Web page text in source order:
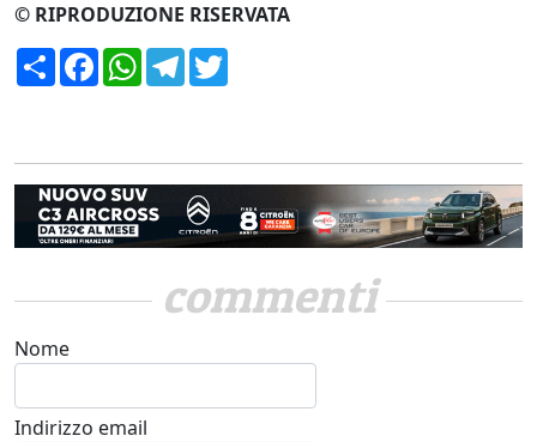
© RIPRODUZIONE RISERVATA
CondividiFacebookWhatsApp
Telegram
commenti
Nome
Indirizzo email